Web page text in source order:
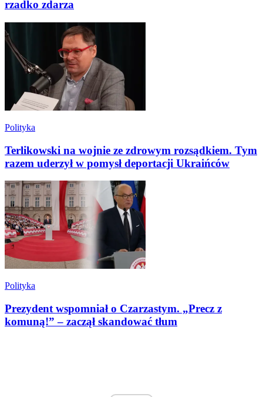
rzadko zdarza
Polityka
Terlikowski na wojnie ze zdrowym rozsądkiem. Tym
razem uderzył w pomysł deportacji Ukraińców
Polityka
Prezydent wspomniał o Czarzastym. „Precz z
komuną!” – zaczął skandować tłum